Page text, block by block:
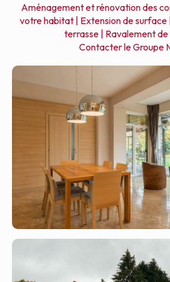
Aménagement et rénovation des
votre habitat | Extension de surface
terrasse | Ravalement
Contacter le Groupe